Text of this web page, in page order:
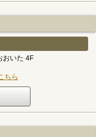
おいた 4F
ちら